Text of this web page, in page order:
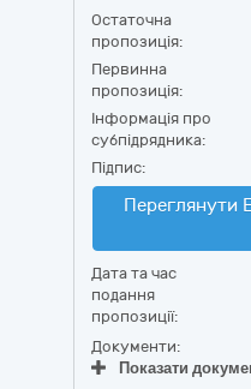
Остаточна
пропозиція:
Первинна
пропозиція:
Інформація про
субпідрядника:
Підпис:
Переглянути
Дата та час
подання
пропозиції:
Документи:
Показати